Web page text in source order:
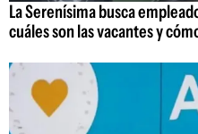
La Serenísima busca
cuáles son las vacantes y